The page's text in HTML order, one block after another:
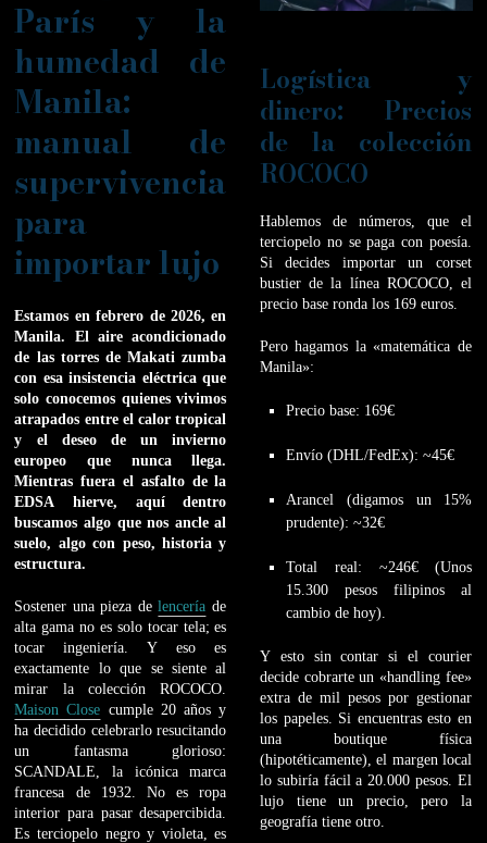
París y la
humedad de
Manila:
manual de
supervivencia
para
importar lujo
Estamos en febrero de 2026, en
Manila. El aire acondicionado
de las torres de Makati zumba
con esa insistencia eléctrica que
solo conocemos quienes vivimos
atrapados entre el calor tropical
y el deseo de un invierno
europeo que nunca llega.
Mientras fuera el asfalto de la
EDSA hierve, aquí dentro
buscamos algo que nos ancle al
suelo, algo con peso, historia y
estructura.
Sostener una pieza delencería de
alta gama no es solo tocar tela; es
tocar ingeniería. Y eso es
exactamente lo que se siente al
mirar la colección ROCOCO.
Maison Close cumple 20 años y
ha decidido celebrarlo resucitando
un fantasma glorioso:
SCANDALE, la icónica marca
francesa de 1932. No es ropa
interior para pasar desapercibida.
Es terciopelo negro y violeta, es
Logística y
dinero: Precios
de la colección
ROCOCO
Hablemos de números, que el
terciopelo no se paga con poesía.
Si decides importar un corset
bustier de la línea ROCOCO, el
precio base ronda los 169 euros.
Pero hagamos la «matemática de
Manila»:
Precio base: 169€
Envío (DHL/FedEx): ~45€
Arancel (digamos un 15%
prudente): ~32€
Total real: ~246€ (Unos
15.300 pesos filipinos al
cambio de hoy).
Y esto sin contar si el courier
decide cobrarte un «handling fee»
extra de mil pesos por gestionar
los papeles. Si encuentras esto en
una boutique física
(hipotéticamente), el margen local
lo subiría fácil a 20.000 pesos. El
lujo tiene un precio, pero la
geografía tiene otro.